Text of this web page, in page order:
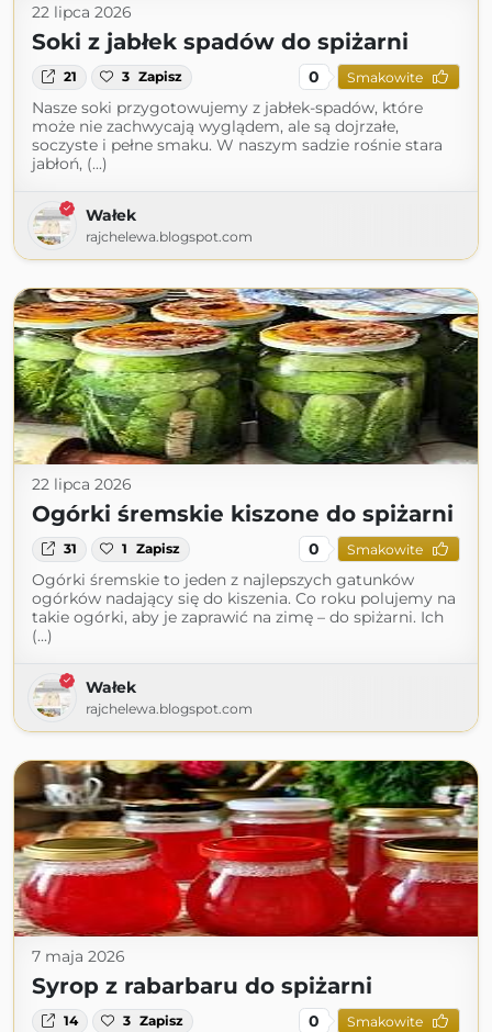
22 lipca 2026
Soki z jabłek spadów do spiżarni
21 3 Zapisz 0 Smakowite
Nasze soki przygotowujemy z jabłek-spadów, które
może nie zachwycają wyglądem, ale są dojrzałe,
soczyste i pełne smaku. W naszym sadzie rośnie stara
jabłoń, (...)
Wałek
rajchelewa.blogspot.com
22 lipca 2026
Ogórki śremskie kiszone do spiżarni
31 1 Zapisz 0 Smakowite
Ogórki śremskie to jeden z najlepszych gatunków
ogórków nadający się do kiszenia. Co roku polujemy na
takie ogórki, aby je zaprawić na zimę – do spiżarni. Ich
(...)
Wałek
rajchelewa.blogspot.com
7 maja 2026
Syrop z rabarbaru do spiżarni
14 3 Zapisz 0 Smakowite